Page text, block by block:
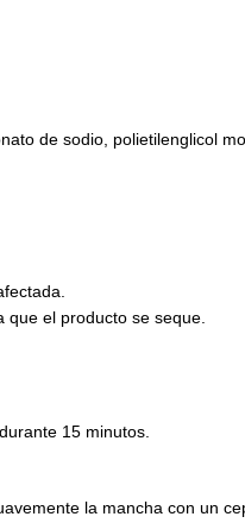
de sodio, polietilenglicol
el producto se seque.
15 minutos.
la mancha con un